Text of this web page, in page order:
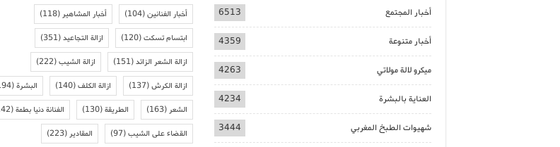
أخبار المجتمع 6513
أخبار متنوعة 4359
ميكرو لالة مولاتي 4263
العناية بالبشرة 4234
شهيوات الطبخ المغربي 3444
أخبار الفنانين(104) أخبار المشاهير(118)
ابتسام تسكت(120) ازالة التجاعيد(351)
ازالة الشعر الزائد(151) ازالة الشيب(222)
ازالة الكرش(137) ازالة الكلف(140) البشرة(194)
الشعر(163) الطريقة(130) الفنانة دنيا بطمة(142)
القضاء على الشيب(97) المقادير(223)